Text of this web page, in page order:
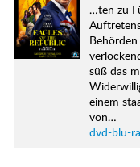
…ten zu
süß das
einem
von…
dvd-blu-